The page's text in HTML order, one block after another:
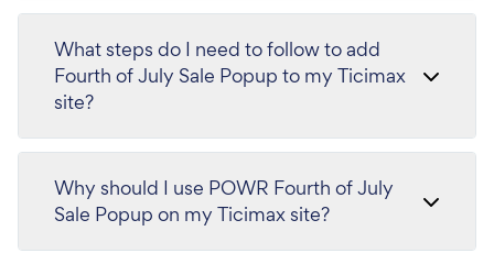
What steps do I need to follow to add
Fourth of July Sale Popup to my Ticimax
site?
Why should I use POWR Fourth of July
Sale Popup on my Ticimax site?